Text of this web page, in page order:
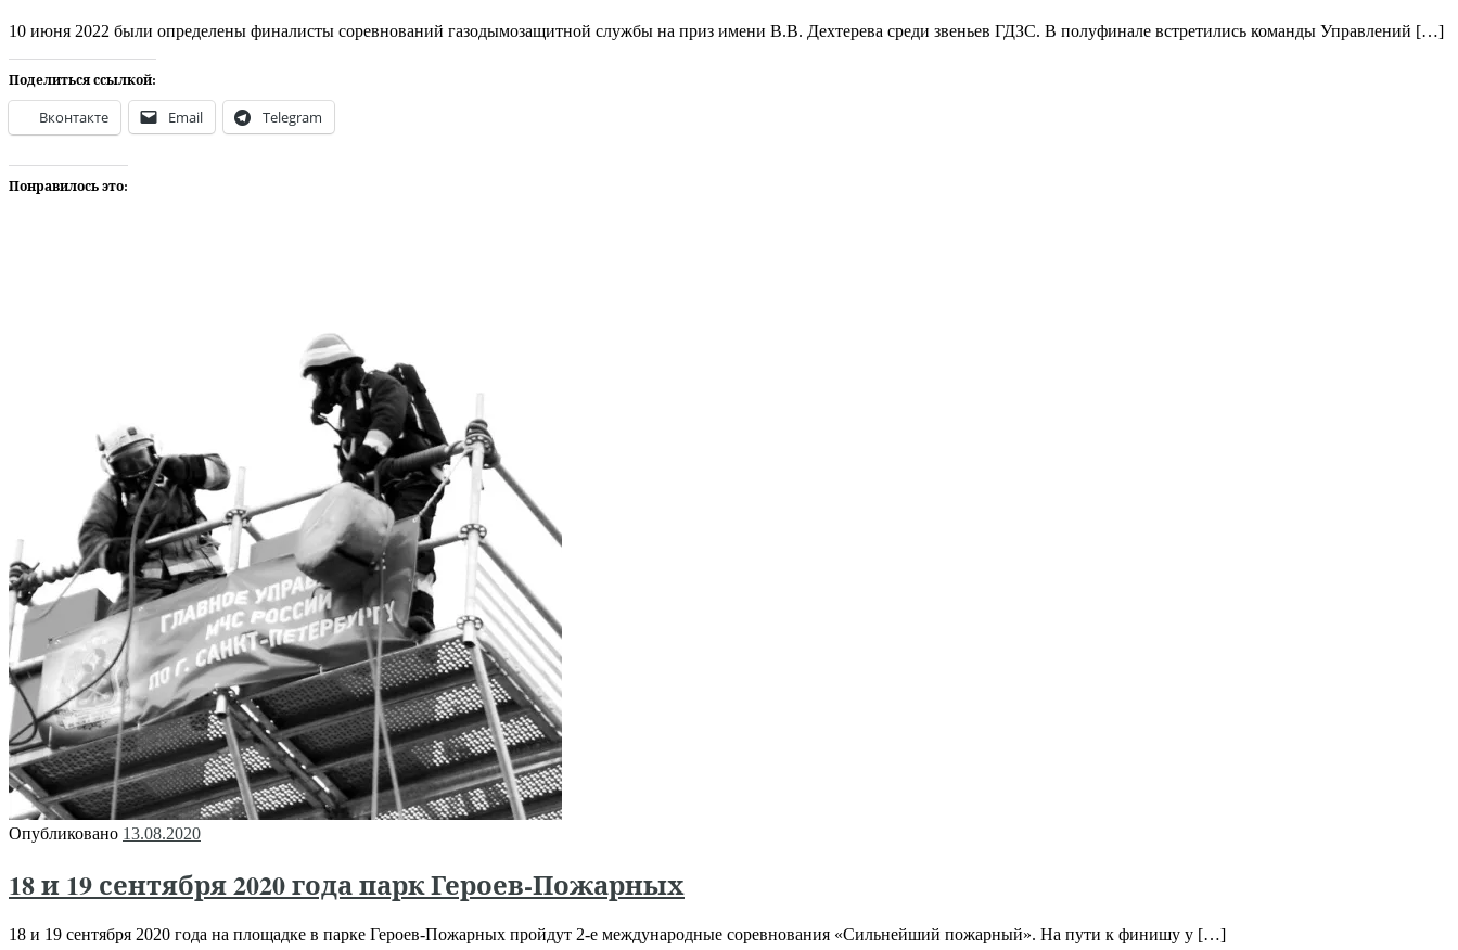
10 июня 2022 были определены финалисты соревнований газодымозащитной службы на приз имени В.В. Дехтерева среди звеньев ГДЗС. В полуфинале встретились команды Управлений […]
Поделиться ссылкой:
Вконтакте Email Telegram
Понравилось это:
Опубликовано 13.08.2020
18 и 19 сентября 2020 года парк Героев-Пожарных
18 и 19 сентября 2020 года на площадке в парке Героев-Пожарных пройдут 2-е международные соревнования «Сильнейший пожарный». На пути к финишу у […]